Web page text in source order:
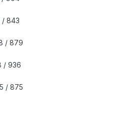
/ 843
/ 879
/ 936
/ 875